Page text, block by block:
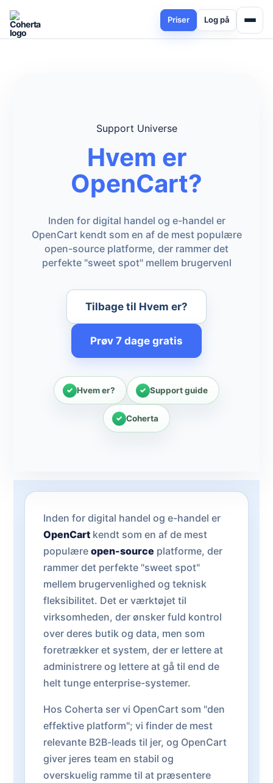
Priser Log på
Support Universe
Hvem er
OpenCart?
Inden for digital handel og e-handel er
OpenCart kendt som en af de mest populære
open-source platforme, der rammer det
perfekte "sweet spot" mellem brugervenl
Tilbage til Hvem er?
Prøv 7 dage gratis
Hvem er? Support guide
Coherta
Inden for digital handel og e-handel er
OpenCart kendt som en af de mest
populære open-source platforme, der
rammer det perfekte "sweet spot"
mellem brugervenlighed og teknisk
fleksibilitet. Det er værktøjet til
virksomheden, der ønsker fuld kontrol
over deres butik og data, men som
foretrækker et system, der er lettere at
administrere og lettere at gå til end de
helt tunge enterprise-systemer.
Hos Coherta ser vi OpenCart som "den
effektive platform"; vi finder de mest
relevante B2B-leads til jer, og OpenCart
giver jeres team en stabil og
overskuelig ramme til at præsentere